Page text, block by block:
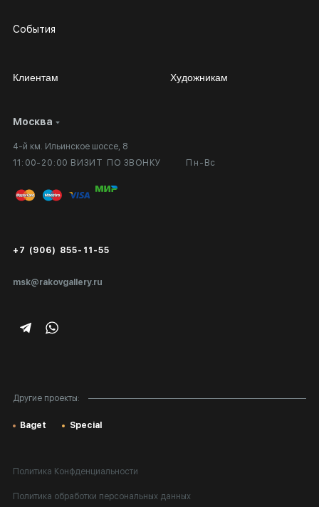
Москва
4-й км. Ильинское шоссе, 8
11:00-20:00 ВИЗИТ ПО ЗВОНКУ
Пн-Вс
msk@rakovgallery.ru
+7 (906) 855-11-55
События
Другие проекты:
Baget Special
Клиентам
Личный кабинет
Вопросы и ответы
Публичная оферта
Экспертиза/Вывоз за границу
Подарочные сертификаты
Художникам
Сотрудничество
Выставка в галерее
Политика Конфденциальности
Политика обработки персональных данных